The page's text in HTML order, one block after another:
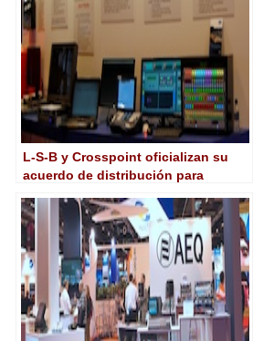
L-S-B y Crosspoint oficializan su
acuerdo de distribución para